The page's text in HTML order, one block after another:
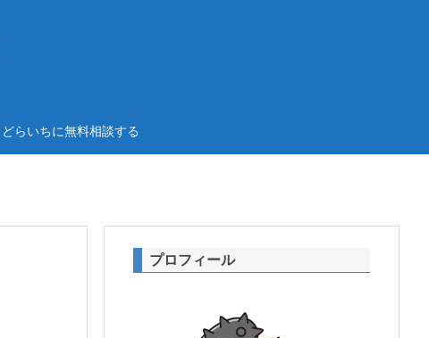
どらいちに無料相談する
プロフィール